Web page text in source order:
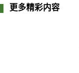
更多精彩内容